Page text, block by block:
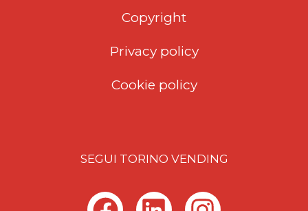
Copyright
Privacy policy
Cookie policy
SEGUI TORINO VENDING
F
L
I